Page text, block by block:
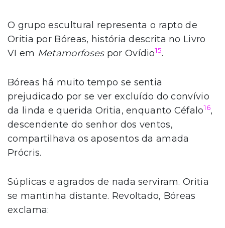
O grupo escultural representa o rapto de
Oritia por Bóreas, história descrita no Livro
VI em Metamorfosespor Ovídio15.
Bóreas há muito tempo se sentia
prejudicado por se ver excluído do convívio
da linda e querida Oritia, enquanto Céfalo16,
descendente do senhor dos ventos,
compartilhava os aposentos da amada
Prócris.
Súplicas e agrados de nada serviram. Oritia
se mantinha distante. Revoltado, Bóreas
exclama: